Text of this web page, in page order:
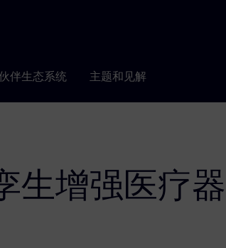
伴生态系统 主题和见解
生增强医疗器